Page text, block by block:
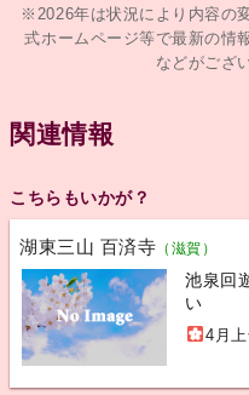
※2026年は状況により内容の
式ホームページ等で最新の情
などがござ
関連情報
こちらもいかが？
湖東三山 百済寺 （滋賀）
池泉回
い
4月上